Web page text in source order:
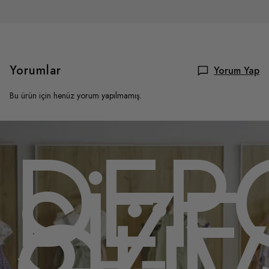
Yorumlar Yorum Yap
Bu ürün için henüz yorum yapılmamış.